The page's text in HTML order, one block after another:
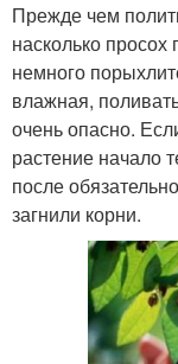
Прежде чем
насколько просох
немного
влажная,
очень опасно.
растение начало
после
загнили корни.